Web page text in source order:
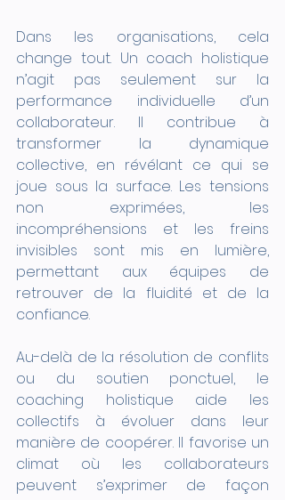
Dans les organisations, cela
change tout. Un coach holistique
n’agit pas seulement sur la
performance individuelle d’un
collaborateur. Il contribue à
transformer la dynamique
collective, en révélant ce qui se
joue sous la surface. Les tensions
non exprimées, les
incompréhensions et les freins
invisibles sont mis en lumière,
permettant aux équipes de
retrouver de la fluidité et de la
confiance.
Au-delà de la résolution de conflits
ou du soutien ponctuel, le
coaching holistique aide les
collectifs à évoluer dans leur
manière de coopérer. Il favorise un
climat où les collaborateurs
peuvent s’exprimer de façon